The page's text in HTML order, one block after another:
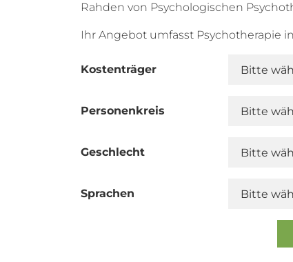
Rahden von Psychologischen
Ihr Angebot umfasst Psychotherapie
Kostenträger
Personenkreis
Geschlecht
Sprachen